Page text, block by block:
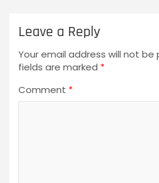
Leave a Reply
Your email address will not be
fields are marked *
Comment *